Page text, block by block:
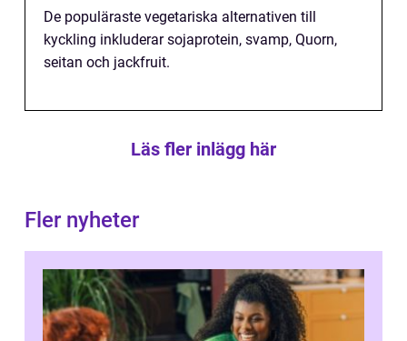
De populäraste vegetariska alternativen till
kyckling inkluderar sojaprotein, svamp, Quorn,
seitan och jackfruit.
Läs fler inlägg här
Fler nyheter